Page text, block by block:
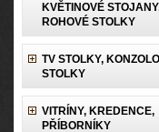
KVĚTINOVÉ
ROHOVÉ STOLKY
TV STOLKY,
STOLKY
VITRÍNY, KREDENCE,
PŘÍBORNÍKY